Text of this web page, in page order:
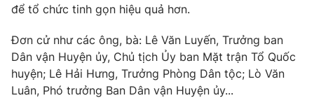
Cơ quan báo chí:
Thời báo VTV
Giấy phép hoạt động báo in và báo điện tử số 483/GP-BTTTT
cấp ngày 29/12/2023
để tổ chức tinh gọn hiệu quả hơn.
Đơn cử như các ông, bà: Lê Văn Luyến, Trưởng ban
Dân vận Huyện ủy, Chủ tịch Ủy ban Mặt trận Tổ Quốc
huyện; Lê Hải Hưng, Trưởng Phòng Dân tộc; Lò Văn
Luân, Phó trưởng Ban Dân vận Huyện ủy...